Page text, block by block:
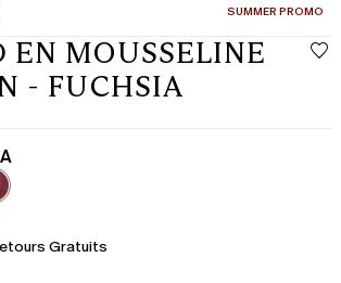
CATÉGORIE:
SUMMER PROMO
EN MOUSSELINE
- FUCHSIA
Gratuits